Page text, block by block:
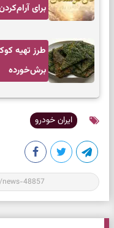
برای
طرز تهیه
برش‌خورده
ایران خودرو